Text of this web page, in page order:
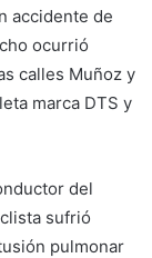
accidente de
ocurrió
calles Muñoz y
marca DTS y
del
sufrió
pulmonar